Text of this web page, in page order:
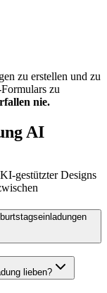
zu erstellen und zu
zu
nie.
AI
gestützter Designs
lieben?